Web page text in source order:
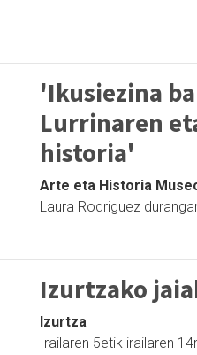
'Ikusiezina
Lurrinaren
historia'
Arte eta Historia
Laura Rodriguez
Izurtzako
Izurtza
Irailaren 5etik irailaren